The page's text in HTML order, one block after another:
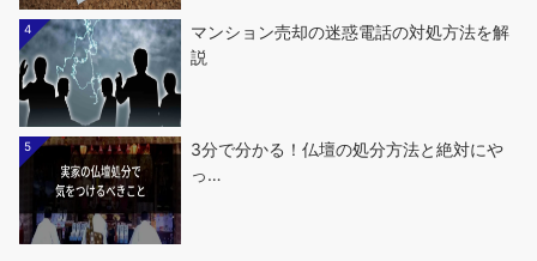
4
マンション売却の迷惑電話の対処方法を解
説
5
3分で分かる！仏壇の処分方法と絶対にや
っ…